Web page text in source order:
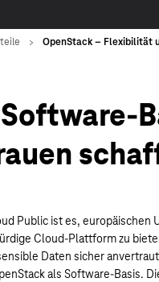
Public ist es, europäischen
Cloud-Plattform zu
Daten sicher
als Software-Basis.